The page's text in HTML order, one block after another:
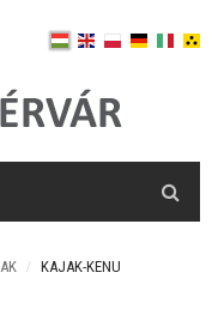
KAJAK-KENU